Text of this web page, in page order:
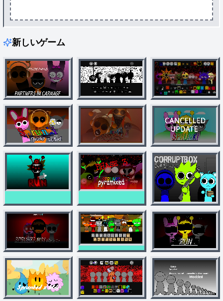
新しいゲーム